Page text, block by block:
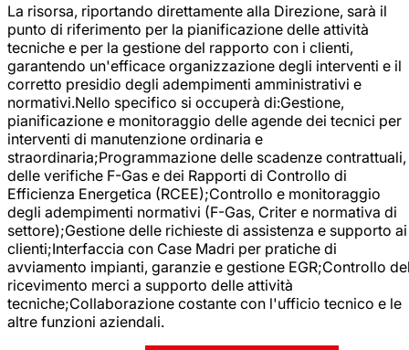
La risorsa, riportando direttamente alla Direzione, sarà il
punto di riferimento per la pianificazione delle attività
tecniche e per la gestione del rapporto con i clienti,
garantendo un'efficace organizzazione degli interventi e il
corretto presidio degli adempimenti amministrativi e
normativi.Nello specifico si occuperà di:Gestione,
pianificazione e monitoraggio delle agende dei tecnici per
interventi di manutenzione ordinaria e
straordinaria;Programmazione delle scadenze contrattuali,
delle verifiche F-Gas e dei Rapporti di Controllo di
Efficienza Energetica (RCEE);Controllo e monitoraggio
degli adempimenti normativi (F-Gas, Criter e normativa di
settore);Gestione delle richieste di assistenza e supporto ai
clienti;Interfaccia con Case Madri per pratiche di
avviamento impianti, garanzie e gestione EGR;Controllo
ricevimento merci a supporto delle attività
tecniche;Collaborazione costante con l'ufficio tecnico e le
altre funzioni aziendali.